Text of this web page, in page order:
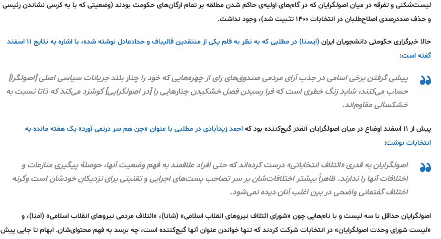
لیست‌شکنی و تفرقه در میان اصولگرایان که در گام‌های اولیه‌ی حاکم شدن مطلقه بر تمام ارگان‌های حکومت بودند (وضعیتی که با به کرسی نشاندن رئیسی
و حذف صددرصدی اصلاح‌طلبان در انتخابات ۱۴۰۰ تثبیت شد)، وجود نداشت.
حالا خبرگزاری حکومتی دانشجویان ایران
(ایسنا) در مطلبی که به نظر به قلم یکی از منتقدین قالیباف و حدادعادل نوشته شده، با اشاره به نتایج ۱۱ اسفند
گفته است:
پیشی گرفتن برخی اسامی در جذب آرای مردمی صندوق‌های رای از چهره‌هایی که خود را چنار بلندجریانات سیاسی اصلی [اصولگرا]
حساب می‌کنند، شاید زنگ خطری است که فرا رسیدن فصل خشکیدنچنارهاییرا [در اصولگرایی] گوشزد می‌کند که ذاتا نسبت به
خشکسالی مقاوم‌اند.
پیش از ۱۱ اسفند اوضاع در میان اصولگرایان آنقدر گیج‌کننده بود که
احمد زیدآبادی در مطلبی با عنوان «جن هم سر درنمی آورد» یک هفته مانده به
انتخابات نوشت:
اصولگرایان به قدری «ائتلاف انتخاباتی» درست کرده‌اند که حتی افراد علاقمند به فهم وضعیت آنها، حوصلۀ پیگیری منازعات و
اختلافات آنها را ندارند. ظاهراً بیشتر اختلافات‌شان بر سر تصاحب پست‌های اجرایی و تقنینی برای نزدیکان خودشان است وگرنه
اختلاف گفتمانی واضحی در بین اغلب آنان دیده نمی‌شود.
اصولگرایان حداقل با سه لیست و با نام‌هایی چون «شورای ائتلاف نیروهای انقلاب اسلامی» (شانا)، «ائتلاف مردمی نیروهای انقلاب اسلامی» (امنا)، و
«لیست شورای وحدت اصولگرایان» در انتخابات شرکت کردند که تنها خواندن عنوان آنها گیج‌کننده است، چه برسد به فهم محتوای‌شان. ابهام تا جایی پیش